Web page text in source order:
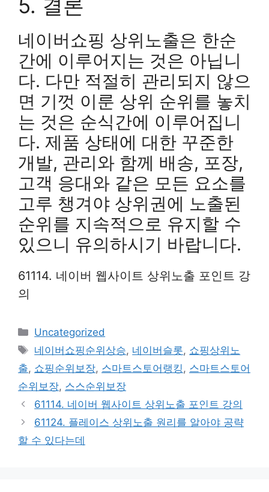
5. 결론
네이버쇼핑 상위노출은 한순
간에 이루어지는 것은 아닙니
다. 다만 적절히 관리되지 않으
면 기껏 이룬 상위 순위를 놓치
는 것은 순식간에 이루어집니
다. 제품 상태에 대한 꾸준한
개발, 관리와 함께 배송, 포장,
고객 응대와 같은 모든 요소를
고루 챙겨야 상위권에 노출된
순위를 지속적으로 유지할 수
있으니 유의하시기 바랍니다.
61114. 네이버 웹사이트 상위노출 포인트 강
의
Categories
Uncategorized
Tags
네이버쇼핑순위상승, 네이버슬롯, 쇼핑상위노
출, 쇼핑순위보장, 스마트스토어랭킹 , 스마트스토어
순위보장, 스스순위보장
61114. 네이버 웹사이트 상위노출 포인트 강의
61124. 플레이스 상위노출 원리를 알아야 공략
할 수 있다는데